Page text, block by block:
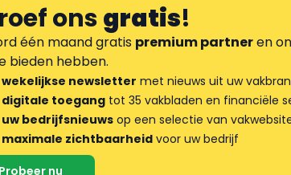
onsgratis!
één maand gratis premium partneren
bieden hebben.
wekelijkse newsletter met nieuws uit uw
digitale toegang tot 35 vakbladen en financiële
uw bedrijfsnieuws op een selectie van
maximale zichtbaarheid voor uw bedrijf
Probeer nu